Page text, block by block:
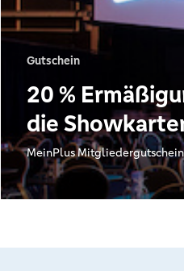
Gutschein
20 %
die
MeinPlus Mitgliedergutschein